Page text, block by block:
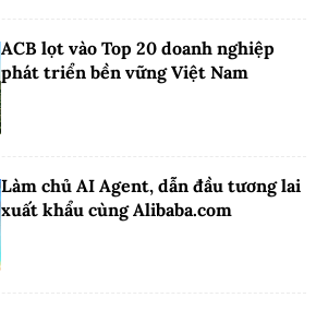
ACB lọt vào Top 20 doanh nghiệp
phát triển bền vững Việt Nam
Làm chủ AI Agent, dẫn đầu tương lai
xuất khẩu cùng Alibaba.com